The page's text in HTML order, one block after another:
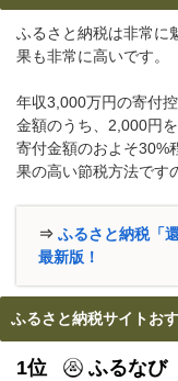
ふるさと納税は非常に
果も非常に高いです。
年収3,000万円の寄付
金額のうち、2,000円
寄付金額のおよそ30%
果の高い節税方法です
⇒ ふるさと納税「
最新版！
ふるさと納税サイトお
1位 ふるなび